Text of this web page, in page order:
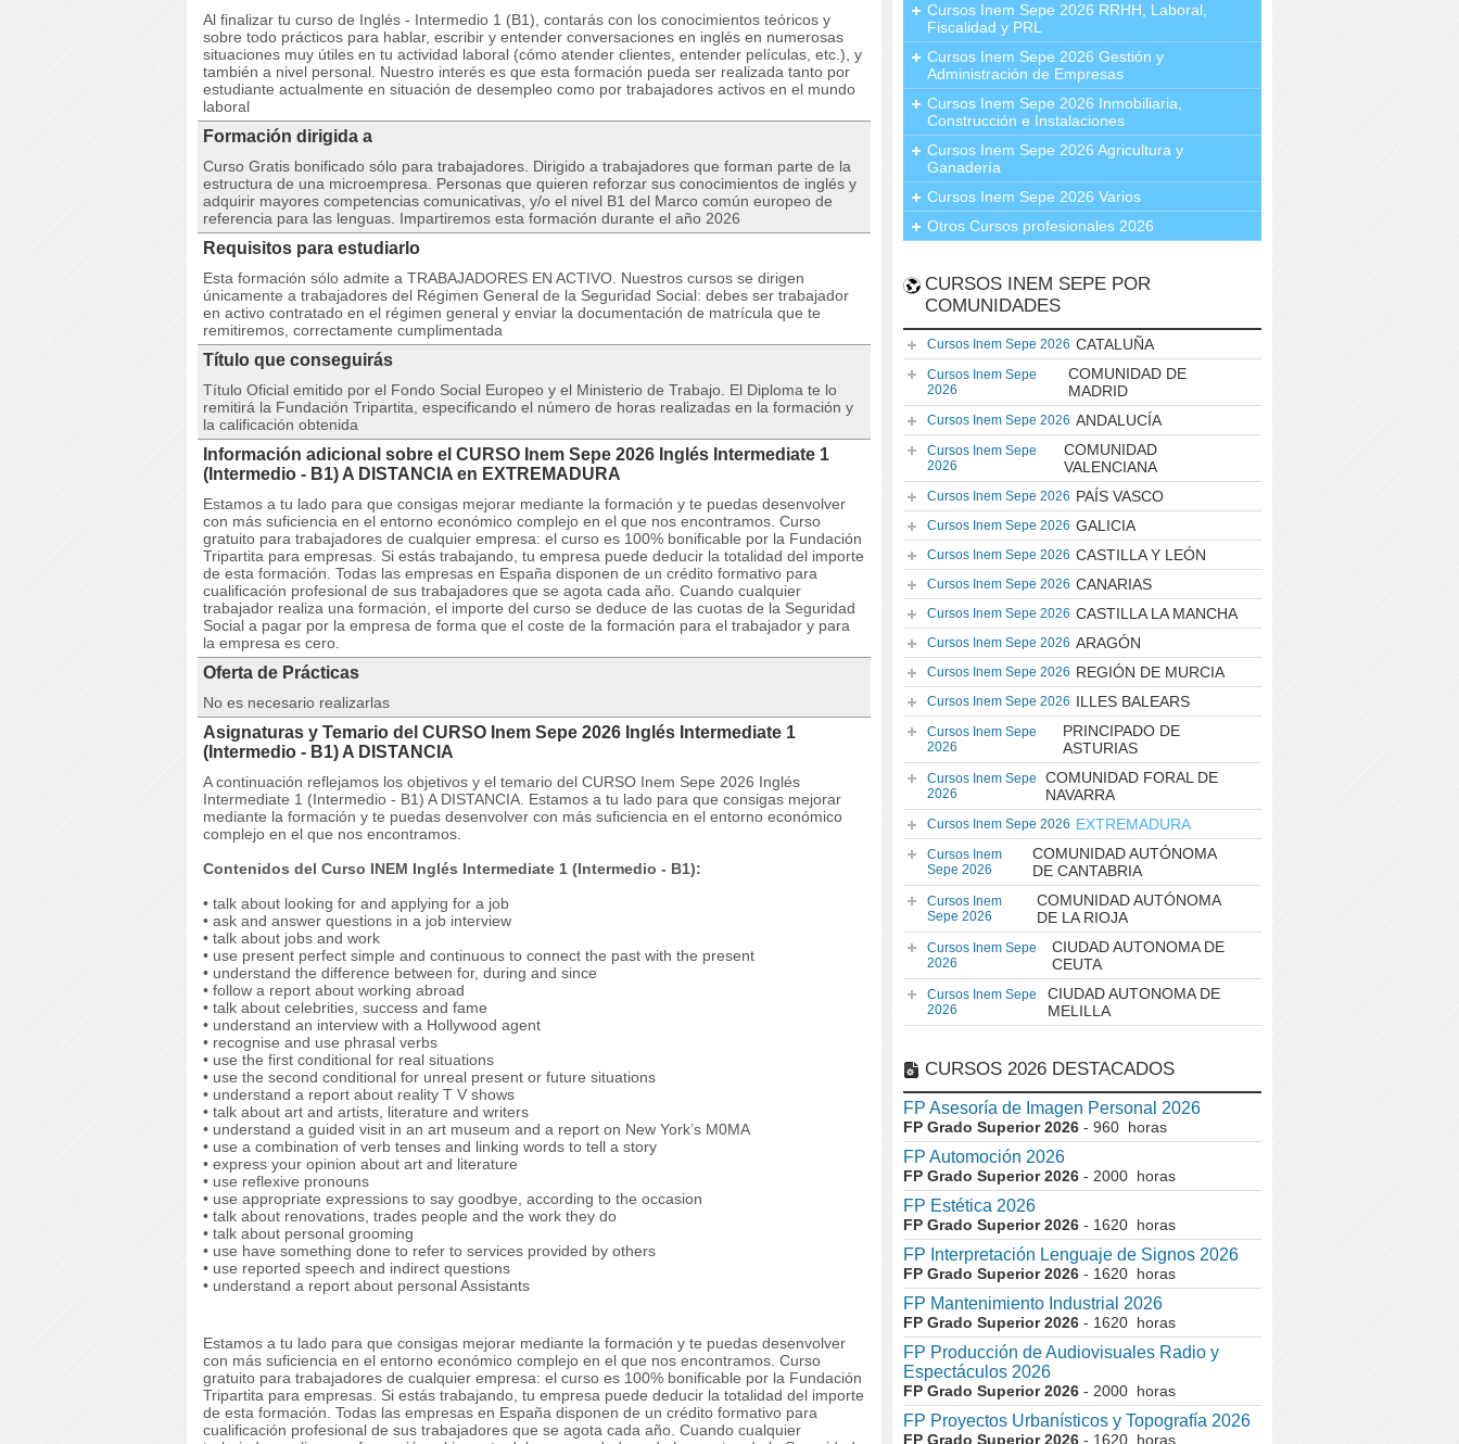
Al finalizar tu curso de Inglés - Intermedio 1 (B1), contarás con los conocimientos teóricos y
sobre todo prácticos para hablar, escribir y entender conversaciones en inglés en numerosas
situaciones muy útiles en tu actividad laboral (cómo atender clientes, entender películas, etc.), y
también a nivel personal. Nuestro interés es que esta formación pueda ser realizada tanto por
estudiante actualmente en situación de desempleo como por trabajadores activos en el mundo
laboral
Formación dirigida a
Curso Gratis bonificado sólo para trabajadores. Dirigido a trabajadores que forman parte de la
estructura de una microempresa. Personas que quieren reforzar sus conocimientos de inglés y
adquirir mayores competencias comunicativas, y/o el nivel B1 del Marco común europeo de
referencia para las lenguas. Impartiremos esta formación durante el año 2026
Requisitos para estudiarlo
Esta formación sólo admite a TRABAJADORES EN ACTIVO. Nuestros cursos se dirigen
únicamente a trabajadores del Régimen General de la Seguridad Social: debes ser trabajador
en activo contratado en el régimen general y enviar la documentación de matrícula que te
remitiremos, correctamente cumplimentada
Título que conseguirás
Título Oficial emitido por el Fondo Social Europeo y el Ministerio de Trabajo. El Diploma te lo
remitirá la Fundación Tripartita, especificando el número de horas realizadas en la formación y
la calificación obtenida
Información adicional sobre el CURSO Inem Sepe 2026 Inglés Intermediate 1
(Intermedio - B1) A DISTANCIA en EXTREMADURA
Estamos a tu lado para que consigas mejorar mediante la formación y te puedas desenvolver
con más suficiencia en el entorno económico complejo en el que nos encontramos. Curso
gratuito para trabajadores de cualquier empresa: el curso es 100% bonificable por la Fundación
Tripartita para empresas. Si estás trabajando, tu empresa puede deducir la totalidad del importe
de esta formación. Todas las empresas en España disponen de un crédito formativo para
cualificación profesional de sus trabajadores que se agota cada año. Cuando cualquier
trabajador realiza una formación, el importe del curso se deduce de las cuotas de la Seguridad
Social a pagar por la empresa de forma que el coste de la formación para el trabajador y para
la empresa es cero.
Oferta de Prácticas
No es necesario realizarlas
Asignaturas y Temario del CURSO Inem Sepe 2026 Inglés Intermediate 1
(Intermedio - B1) A DISTANCIA
A continuación reflejamos los objetivos y el temario del CURSO Inem Sepe 2026 Inglés
Intermediate 1 (Intermedio - B1) A DISTANCIA. Estamos a tu lado para que consigas mejorar
mediante la formación y te puedas desenvolver con más suficiencia en el entorno económico
complejo en el que nos encontramos.
Contenidos del Curso INEM Inglés Intermediate 1 (Intermedio - B1):
• talk about looking for and applying for a job
• ask and answer questions in a job interview
• talk about jobs and work
• use present perfect simple and continuous to connect the past with the present
• understand the difference between for, during and since
• follow a report about working abroad
• talk about celebrities, success and fame
• understand an interview with a Hollywood agent
• recognise and use phrasal verbs
• use the first conditional for real situations
• use the second conditional for unreal present or future situations
• understand a report about reality T V shows
• talk about art and artists, literature and writers
• understand a guided visit in an art museum and a report on New York’s M0MA
• use a combination of verb tenses and linking words to tell a story
• express your opinion about art and literature
• use reflexive pronouns
• use appropriate expressions to say goodbye, according to the occasion
• talk about renovations, trades people and the work they do
• talk about personal grooming
• use have something done to refer to services provided by others
• use reported speech and indirect questions
• understand a report about personal Assistants
Estamos a tu lado para que consigas mejorar mediante la formación y te puedas desenvolver
con más suficiencia en el entorno económico complejo en el que nos encontramos. Curso
gratuito para trabajadores de cualquier empresa: el curso es 100% bonificable por la Fundación
Tripartita para empresas. Si estás trabajando, tu empresa puede deducir la totalidad del importe
de esta formación. Todas las empresas en España disponen de un crédito formativo para
cualificación profesional de sus trabajadores que se agota cada año. Cuando cualquier
Cursos Inem Sepe 2026 RRHH, Laboral,
Fiscalidad y PRL
Cursos Inem Sepe 2026 Gestión y
Administración de Empresas
Cursos Inem Sepe 2026 Inmobiliaria,
Construcción e Instalaciones
Cursos Inem Sepe 2026 Agricultura y
Ganadería
Cursos Inem Sepe 2026 Varios
Otros Cursos profesionales 2026
CURSOS INEM SEPE POR
COMUNIDADES
Cursos Inem Sepe 2026 CATALUÑA
Cursos Inem Sepe
2026
COMUNIDAD DE
MADRID
Cursos Inem Sepe 2026 ANDALUCÍA
Cursos Inem Sepe
2026
COMUNIDAD
VALENCIANA
Cursos Inem Sepe 2026 PAÍS VASCO
Cursos Inem Sepe 2026 GALICIA
Cursos Inem Sepe 2026 CASTILLA Y LEÓN
Cursos Inem Sepe 2026 CANARIAS
Cursos Inem Sepe 2026 CASTILLA LA MANCHA
Cursos Inem Sepe 2026 ARAGÓN
Cursos Inem Sepe 2026 REGIÓN DE MURCIA
Cursos Inem Sepe 2026 ILLES BALEARS
Cursos Inem Sepe
2026
PRINCIPADO DE
ASTURIAS
Cursos Inem Sepe
2026
COMUNIDAD FORAL DE
NAVARRA
Cursos Inem Sepe 2026 EXTREMADURA
Cursos Inem
Sepe 2026
COMUNIDAD AUTÓNOMA
DE CANTABRIA
Cursos Inem
Sepe 2026
COMUNIDAD AUTÓNOMA
DE LA RIOJA
Cursos Inem Sepe
2026
CIUDAD AUTONOMA DE
CEUTA
Cursos Inem Sepe
2026
CIUDAD AUTONOMA DE
MELILLA
CURSOS 2026 DESTACADOS
FP Asesoría de Imagen Personal 2026
FP Grado Superior 2026 - 960 horas
FP Automoción 2026
FP Grado Superior 2026 - 2000 horas
FP Estética 2026
FP Grado Superior 2026 - 1620 horas
FP Interpretación Lenguaje de Signos 2026
FP Grado Superior 2026 - 1620 horas
FP Mantenimiento Industrial 2026
FP Grado Superior 2026 - 1620 horas
FP Producción de Audiovisuales Radio y
Espectáculos 2026
FP Grado Superior 2026 - 2000 horas
FP Proyectos Urbanísticos y Topografía 2026
FP Grado Superior 2026 - 1620 horas